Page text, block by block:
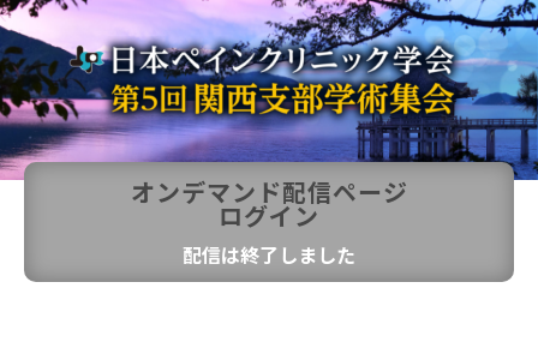
オンデマンド配信ページ
ログイン
配信は終了しました